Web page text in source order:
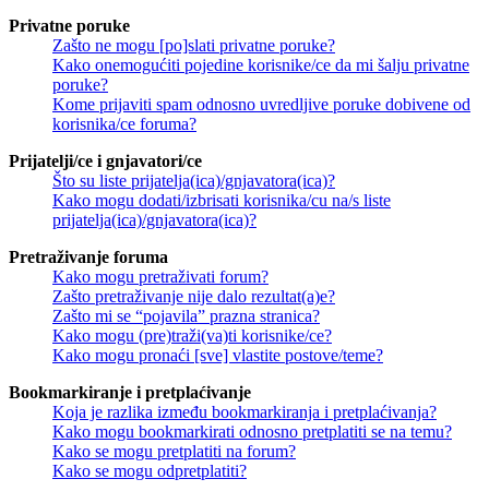
Privatne poruke
Zašto ne mogu [po]slati privatne poruke?
Kako onemogućiti pojedine korisnike/ce da mi šalju privatne
poruke?
Kome prijaviti spam odnosno uvredljive poruke dobivene od
korisnika/ce foruma?
Prijatelji/ce i gnjavatori/ce
Što su liste prijatelja(ica)/gnjavatora(ica)?
Kako mogu dodati/izbrisati korisnika/cu na/s liste
prijatelja(ica)/gnjavatora(ica)?
Pretraživanje foruma
Kako mogu pretraživati forum?
Zašto pretraživanje nije dalo rezultat(a)e?
Zašto mi se “pojavila” prazna stranica?
Kako mogu (pre)traži(va)ti korisnike/ce?
Kako mogu pronaći [sve] vlastite postove/teme?
Bookmarkiranje i pretplaćivanje
Koja je razlika između bookmarkiranja i pretplaćivanja?
Kako mogu bookmarkirati odnosno pretplatiti se na temu?
Kako se mogu pretplatiti na forum?
Kako se mogu odpretplatiti?